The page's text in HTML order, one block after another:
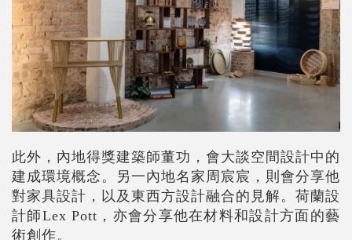
此外，內地得獎建築師董功，會大談空間設計中的
建成環境概念。另一內地名家周宸宸，則會分享他
對家具設計，以及東西方設計融合的見解。荷蘭設
計師Lex Pott ，亦會分享他在材料和設計方面的藝
術創作。